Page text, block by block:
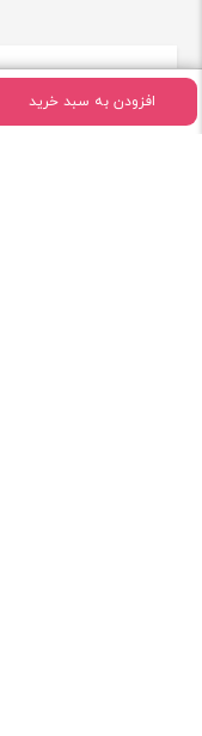
افزودن به سبد خرید
اطلاعات تماس